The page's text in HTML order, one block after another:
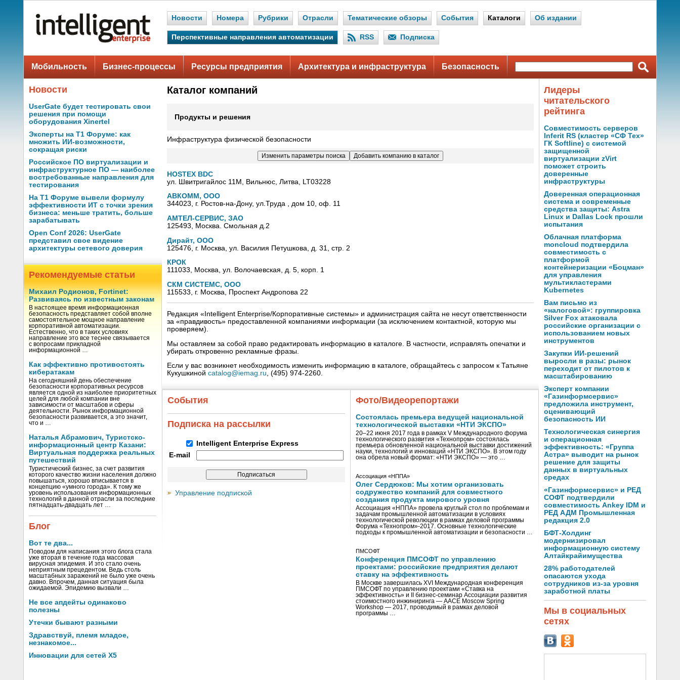
Новости Номера Рубрики Отрасли Тематические обзоры События Каталоги Об издании
Перспективные направления автоматизации RSS Подписка
Мобильность Бизнес-процессы Ресурсы предприятия Архитектура и инфраструктура Безопасность
Новости
UserGate будет тестировать свои
решения при помощи
оборудования Xinertel
Эксперты на Т1 Форуме: как
множить ИИ-возможности,
сокращая риски
Российское ПО виртуализации и
инфраструктурное ПО — наиболее
востребованные направления для
тестирования
На Т1 Форуме вывели формулу
эффективности ИТ с точки зрения
бизнеса: меньше тратить, больше
зарабатывать
Open Conf 2026: UserGate
представил свое видение
архитектуры сетевого доверия
Рекомендуемые статьи
Михаил Родионов, Fortinet:
Развиваясь по известным законам
В настоящее время информационная
безопасность представляет собой вполне
самостоятельное мощное направление
корпоративной автоматизации.
Естественно, что в таких условиях
направление это все теснее связывается
с вопросами прикладной
информационной …
Как эффективно противостоять
кибератакам
На сегодняшний день обеспечение
безопасности корпоративных ресурсов
является одной из наиболее приоритетных
целей для любой компании вне
зависимости от масштабов и сферы
деятельности. Рынок информационной
безопасности развивается, а это значит,
что и …
Наталья Абрамович, Туристско-
информационный центр Казани:
Виртуальная поддержка реальных
путешествий
Туристический бизнес, за счет развития
которого качество жизни населения должно
повышаться, хорошо вписывается в
концепцию «умного города». К тому же
уровень использования информационных
технологий в данной отрасли за последние
пятнадцать-двадцать лет …
Блог
Вот те два...
Поводом для написания этого блога стала
уже вторая в течение года массовая
вирусная эпидемия. И это стало очень
неприятным прецедентом. Ведь столь
масштабных заражений не было уже очень
давно. Впрочем, данная ситуация была
ожидаемой. Эпидемию вызвали …
Не все апдейты одинаково
полезны
Утечки бывают разными
Здравствуй, племя младое,
незнакомое...
Инновации для сетей X5
Каталог компаний
Продукты и решения
Инфраструктура физической безопасности
HOSTEX BDC
ул. Швитригайлос 11М, Вильнюс, Литва, LT03228
АВКОММ, ООО
344023, г. Ростов-на-Дону, ул.Труда , дом 10, оф. 11
АМТЕЛ-СЕРВИС, ЗАО
125493, Москва. Смольная д.2
Дирайт, ООО
125476, г. Москва, ул. Василия Петушкова, д. 31, стр. 2
КРОК
111033, Москва, ул. Волочаевская, д. 5, корп. 1
СКМ СИСТЕМС, ООО
115533, г. Москва, Проспект Андропова 22
Редакция «Intelligent Enterprise/Корпоративные системы» и администрация сайта не несут ответственности
за «правдивость» предоставленной компаниями информации (за исключением контактной, которую мы
проверяем).
Мы оставляем за собой право редактировать информацию в каталоге. В частности, исправлять опечатки и
убирать откровенно рекламные фразы.
Если у вас возникнет необходимость изменить информацию в каталоге, обращайтесь с запросом к Татьяне
Кукушкиной catalog@iemag.ru, (495) 974-2260.
События
Подписка на рассылки
Intelligent Enterprise Express
E-mail
Управление подпиской
Фото/Видеорепортажи
Состоялась премьера ведущей национальной
технологической выставки «НТИ ЭКСПО»
20–22 июня 2017 года в рамках V Международного форума
технологического развития «Технопром» состоялась
премьера обновленной национальной выставки достижений
науки, технологий и инноваций «НТИ ЭКСПО». В этом году
она обрела новый формат: «НТИ ЭКСПО» — это …
Ассоциация «НППА»
Олег Сердюков: Мы хотим организовать
содружество компаний для совместного
создания продукта мирового уровня
Ассоциация «НППА» провела круглый стол по проблемам и
задачам промышленной автоматизации в условиях
технологической революции в рамках деловой программы
Форума «Технопром»-2017. Основные технологические
подходы к промышленной автоматизации и безопасности …
ПМСОФТ
Конференция ПМСОФТ по управлению
проектами: российские предприятия делают
ставку на эффективность
В Москве завершилась XVI Международная конференция
ПМСОФТ по управлению проектами «Ставка на
эффективность» и II бизнес-семинар Ассоциации развития
стоимостного инжиниринга — AACE Moscow Spring
Workshop — 2017, проводимый в рамках деловой
программы …
Лидеры
читательского
рейтинга
Совместимость серверов
Inferit RS (кластер «СФ Тех»
ГК Softline) с системой
защищенной
виртуализации zVirt
поможет строить
доверенные
инфраструктуры
Доверенная операционная
система и современные
средства защиты: Astra
Linux и Dallas Lock прошли
испытания
Облачная платформа
moncloud подтвердила
совместимость с
платформой
контейнеризации «Боцман»
для управления
мультикластерами
Kubernetes
Вам письмо из
«налоговой»: группировка
Silver Fox атаковала
российские организации с
использованием новых
инструментов
Закупки ИИ-решений
выросли в разы: рынок
переходит от пилотов к
масштабированию
Эксперт компании
«Газинформсервис»
предложила инструмент,
оценивающий
безопасность ИИ
Технологическая синергия
и операционная
эффективность: «Группа
Астра» выводит на рынок
решение для защиты
данных в виртуальных
средах
«Газинформсервис» и РЕД
СОФТ подтвердили
совместимость Ankey IDM и
РЕД АДМ Промышленная
редакция 2.0
БФТ-Холдинг
модернизировал
информационную систему
Алтайкрайимущества
28% работодателей
опасаются ухода
сотрудников из-за уровня
заработной платы
Мы в социальных
сетях